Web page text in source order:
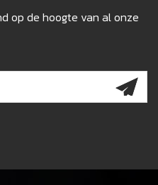
op de hoogte van al onze